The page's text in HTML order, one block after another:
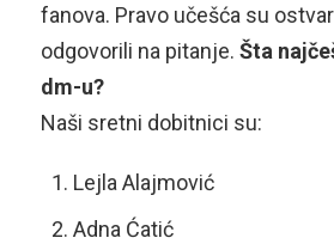
fanova. Pravo učešća su
odgovorili na pitanje. Šta
dm-u?
Naši sretni dobitnici su:
Lejla Alajmović
Adna Ćatić